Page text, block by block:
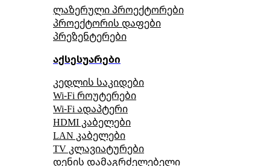
ლაზერული პროექტორები
პროექტორის დაფები
პრეზენტერები
აქსესუარები
კედლის საკიდები
Wi-Fi როუტერები
Wi-Fi ადაპტერი
HDMI კაბელები
LAN კაბელები
TV კლავიატურები
დენის დამაგრძელებელი